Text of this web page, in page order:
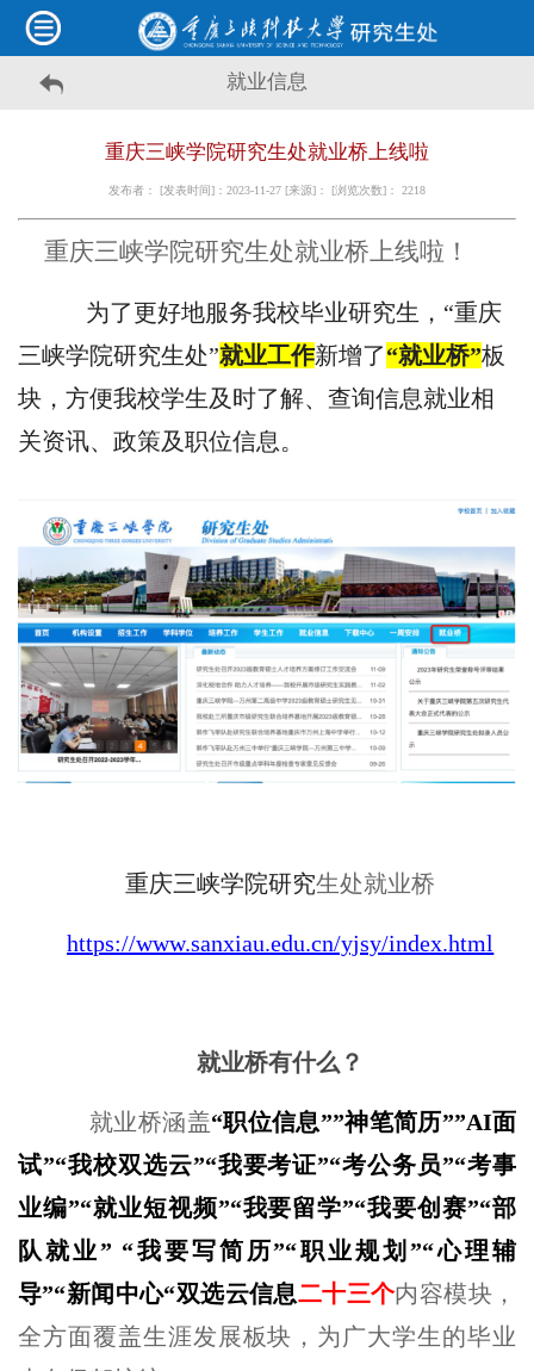
就业信息
重庆三峡学院研究生处就业桥上线啦
发布者： [发表时间]：2023-11-27 [来源]： [浏览次数]： 2218
重庆三峡学院研究生处就业桥上线啦！
为了更好地服务我校毕业研究生， “重庆
三峡学院研究生处”就业工作新增了“就业桥”板
块，方便我校学生及时了解、查询信息就业相
关资讯、政策及职位信息。
重庆三峡学院研究生处就业桥
https://www.sanxiau.edu.cn/yjsy/index.html
就业桥有什么？
就业桥涵盖“职位信息””神笔简历””AI面
试”“我校双选云”“我要考证”“考公务员”“考事
业编”“就业短视频”“我要留学”“我要创赛”“部
队就业” “我要写简历”“职业规划”“心理辅
导”“新闻中心“双选云信息二十三个内容模块，
全方面覆盖生涯发展板块，为广大学生的毕业